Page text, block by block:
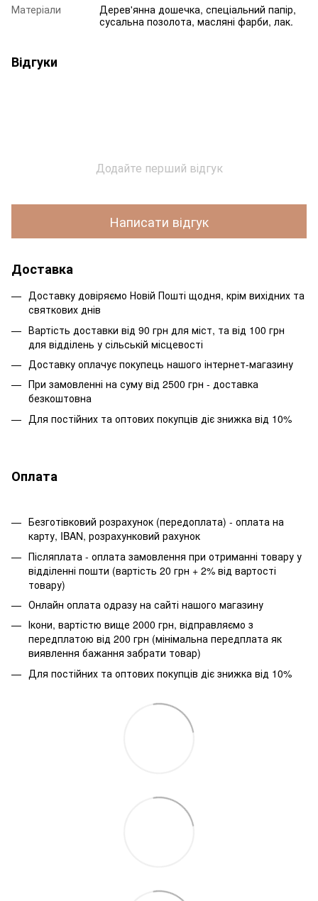
Матеріали
Дерев'янна дошечка, спеціальний папір,
сусальна позолота, масляні фарби, лак.
Відгуки
Додайте перший відгук
Написати відгук
Доставка
Доставку довіряємо Новій Пошті щодня, крім вихідних та
святкових днів
Вартість доставки від 90 грн для міст, та від 100 грн
для відділень у сільській місцевості
Доставку оплачує покупець нашого інтернет-магазину
При замовленні на суму від 2500 грн - доставка
безкоштовна
Для постійних та оптових покупців діє знижка від 10%
Оплата
Безготівковий розрахунок (передоплата) - оплата на
карту, IBAN, розрахунковий рахунок
Післяплата - оплата замовлення при отриманні товару у
відділенні пошти (вартість 20 грн + 2% від вартості
товару)
Онлайн оплата одразу на сайті нашого магазину
Ікони, вартістю вище 2000 грн, відправляємо з
передплатою від 200 грн (мінімальна передплата як
виявлення бажання забрати товар)
Для постійних та оптових покупців діє знижка від 10%